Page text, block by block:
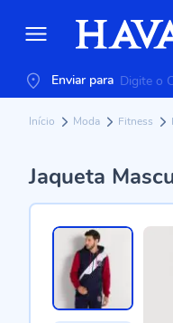
Enviar para
Início Moda Fitness
Jaqueta